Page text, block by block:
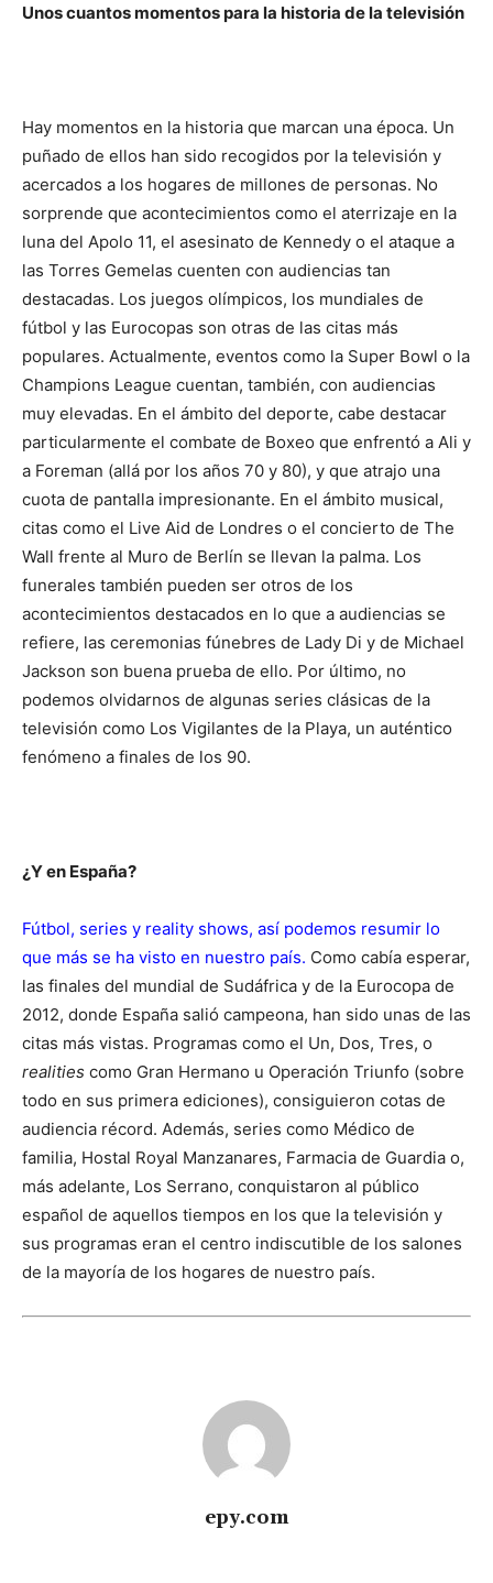
Unos cuantos momentos para la historia de la televisión
Hay momentos en la historia que marcan una época. Un
puñado de ellos han sido recogidos por la televisión y
acercados a los hogares de millones de personas. No
sorprende que acontecimientos como el aterrizaje en la
luna del Apolo 11, el asesinato de Kennedy o el ataque a
las Torres Gemelas cuenten con audiencias tan
destacadas. Los juegos olímpicos, los mundiales de
fútbol y las Eurocopas son otras de las citas más
populares. Actualmente, eventos como la Super Bowl o la
Champions League cuentan, también, con audiencias
muy elevadas. En el ámbito del deporte, cabe destacar
particularmente el combate de Boxeo que enfrentó a Ali y
a Foreman (allá por los años 70 y 80), y que atrajo una
cuota de pantalla impresionante. En el ámbito musical,
citas como el Live Aid de Londres o el concierto de The
Wall frente al Muro de Berlín se llevan la palma. Los
funerales también pueden ser otros de los
acontecimientos destacados en lo que a audiencias se
refiere, las ceremonias fúnebres de Lady Di y de Michael
Jackson son buena prueba de ello. Por último, no
podemos olvidarnos de algunas series clásicas de la
televisión como Los Vigilantes de la Playa, un auténtico
fenómeno a finales de los 90.
¿Y en España?
Fútbol, series y reality shows, así podemos resumir lo
que más se ha visto en nuestro país. Como cabía esperar,
las finales del mundial de Sudáfrica y de la Eurocopa de
2012, donde España salió campeona, han sido unas de las
citas más vistas. Programas como el Un, Dos, Tres, o
realities como Gran Hermano u Operación Triunfo (sobre
todo en sus primera ediciones), consiguieron cotas de
audiencia récord. Además, series como Médico de
familia, Hostal Royal Manzanares, Farmacia de Guardia o,
más adelante, Los Serrano, conquistaron al público
español de aquellos tiempos en los que la televisión y
sus programas eran el centro indiscutible de los salones
de la mayoría de los hogares de nuestro país.
epy.com